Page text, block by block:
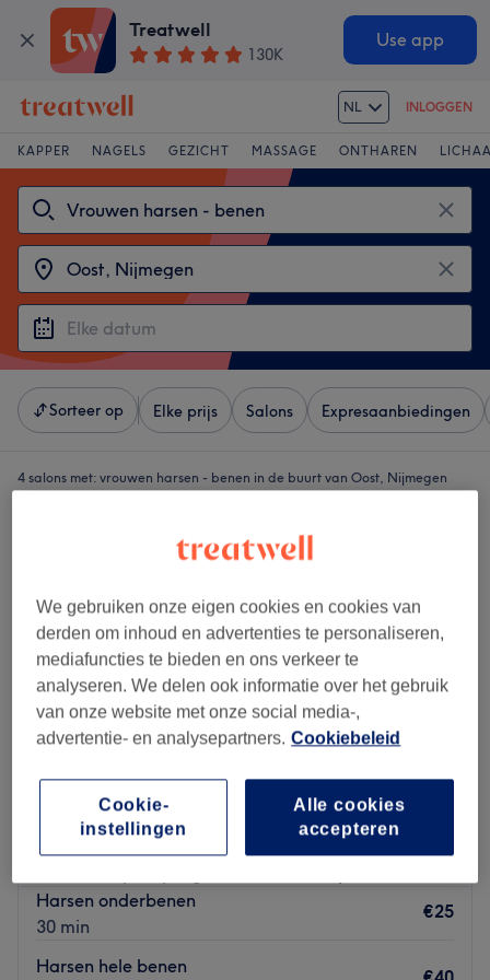
Treatwell
130K
Use app
NL INLOGGEN
KAPPER NAGELS GEZICHT MASSAGE ONTHAREN
Sorteer op Elke prijs Salons Expresaanbiedingen
4 salons met: vrouwen harsen - benen in de buurt van Oost, Nijmegen
Huidinstituut Maudy Vossen
Harsen onderbenen
30 min
€25
Harsen hele benen
We gebruiken onze eigen cookies en cookies van
derden om inhoud en advertenties te personaliseren,
mediafuncties te bieden en ons verkeer te
analyseren. We delen ook informatie over het gebruik
van onze website met onze social media-,
advertentie- en analysepartners. Cookiebeleid
Alle cookies
accepteren
Cookie-
instellingen